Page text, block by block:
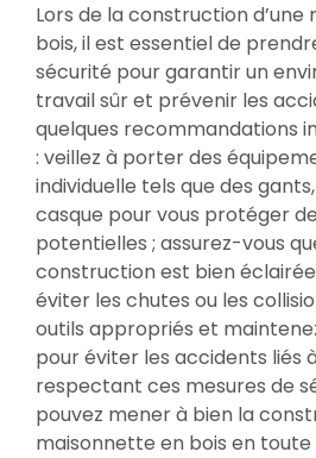
Lors de la construction
bois, il est essentiel de
sécurité pour garantir un
travail sûr et prévenir les
quelques recommandations
: veillez à porter des
individuelle tels que des
casque pour vous protéger
potentielles ; assurez-vous
construction est bien
éviter les chutes ou les
outils appropriés et
pour éviter les accidents liés
respectant ces mesures de
pouvez mener à bien la
maisonnette en bois en toute